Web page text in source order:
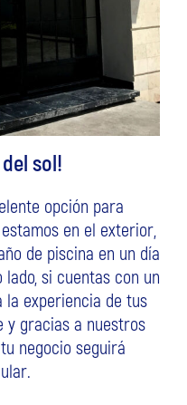
sol!
opción para
en el exterior,
de piscina en un día
si cuentas con un
la experiencia de tus
y gracias a nuestros
negocio seguirá